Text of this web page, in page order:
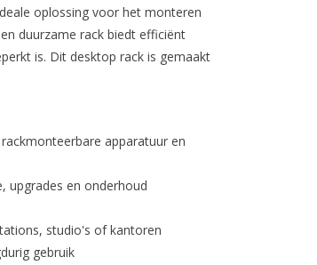
oplossing voor het monteren
duurzame rack biedt efficiënt
is. Dit desktop rack is gemaakt
apparatuur en
upgrades en onderhoud
studio's of kantoren
gebruik